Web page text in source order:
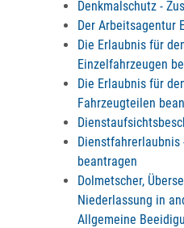
Denkmalschutz -
Der Arbeitsagentur
Die Erlaubnis für
Einzelfahrzeugen
Die Erlaubnis für
Fahrzeugteilen
Dienstfahrerlaubnis
beantragen
Dolmetscher,
Niederlassung in
Allgemeine